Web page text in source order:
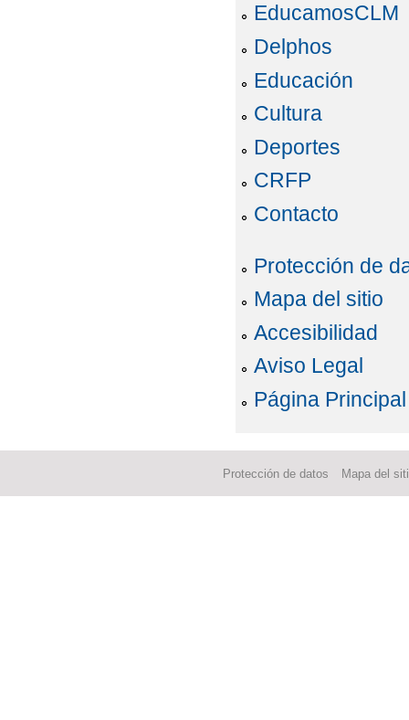
EducamosCLM
Delphos
Educación
Cultura
Deportes
CRFP
Contacto
Protección de
Mapa del sitio
Accesibilidad
Aviso Legal
Página Principal
Protección de datos Mapa del